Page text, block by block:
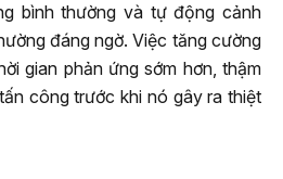
bình thường và tự động cảnh
đáng ngờ. Việc tăng cường
gian phản ứng sớm hơn, thậm
công trước khi nó gây ra thiệt